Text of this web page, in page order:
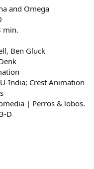
and Omega
Ben Gluck
India; Crest Animation
| Perros & lobos.
D